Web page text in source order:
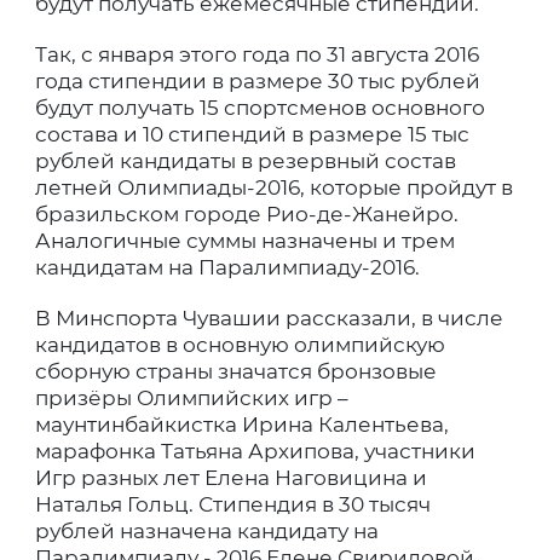
Так, с января этого года по 31 августа 2016
года стипендии в размере 30 тыс рублей
будут получать 15 спортсменов основного
состава и 10 стипендий в размере 15 тыс
рублей кандидаты в резервный состав
летней Олимпиады-2016, которые пройдут в
бразильском городе Рио-де-Жанейро.
Аналогичные суммы назначены и трем
кандидатам на Паралимпиаду-2016.
В Минспорта Чувашии рассказали, в числе
кандидатов в основную олимпийскую
сборную страны значатся бронзовые
призёры Олимпийских игр –
маунтинбайкистка Ирина Калентьева,
марафонка Татьяна Архипова, участники
Игр разных лет Елена Наговицина и
Наталья Гольц. Стипендия в 30 тысяч
рублей назначена кандидату на